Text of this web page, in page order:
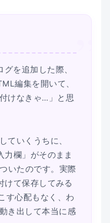
”
を追加した際、
編集を開いて、
けなきゃ…」と思
ていくうちに、
力欄」がそのまま
いたのです。実際
けて保存してみる
す心配もなく、わ
き出して本当に感